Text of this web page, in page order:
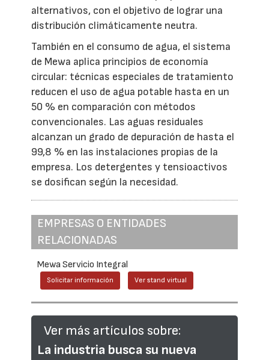
alternativos, con el objetivo de lograr una
distribución climáticamente neutra.
También en el consumo de agua, el sistema
de Mewa aplica principios de economía
circular: técnicas especiales de tratamiento
reducen el uso de agua potable hasta en un
50 % en comparación con métodos
convencionales. Las aguas residuales
alcanzan un grado de depuración de hasta el
99,8 % en las instalaciones propias de la
empresa. Los detergentes y tensioactivos
se dosifican según la necesidad.
EMPRESAS O ENTIDADES
RELACIONADAS
Mewa Servicio Integral
Solicitar información Ver stand virtual
Ver más artículos sobre:
La industria busca su nueva